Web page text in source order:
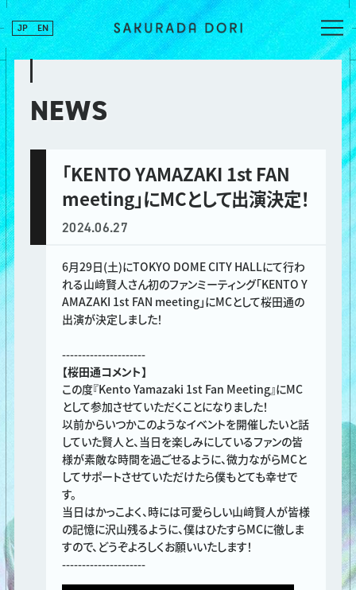
JP EN
NEWS
「KENTO YAMAZAKI 1st FAN
meeting」にMCとして出演決定！
2024.06.27
6月29日(土)にTOKYO DOME CITY HALLにて行わ
れる山﨑賢人さん初のファンミーティング「KENTO Y
AMAZAKI 1st FAN meeting」にMCとして桜田通の
出演が決定しました！
---------------------
【桜田通コメント】
この度『Kento Yamazaki 1st Fan Meeting』にMC
として参加させていただくことになりました！
以前からいつかこのようなイベントを開催したいと話
していた賢人と、当日を楽しみにしているファンの皆
様が素敵な時間を過ごせるように、微力ながらMCと
してサポートさせていただけたら僕もとても幸せで
す。
当日はかっこよく、時には可愛らしい山﨑賢人が皆様
の記憶に沢山残るように、僕はひたすらMCに徹しま
すので、どうぞよろしくお願いいたします！
---------------------